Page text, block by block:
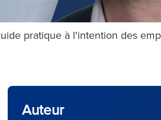
pratique à l'intention des
Auteur